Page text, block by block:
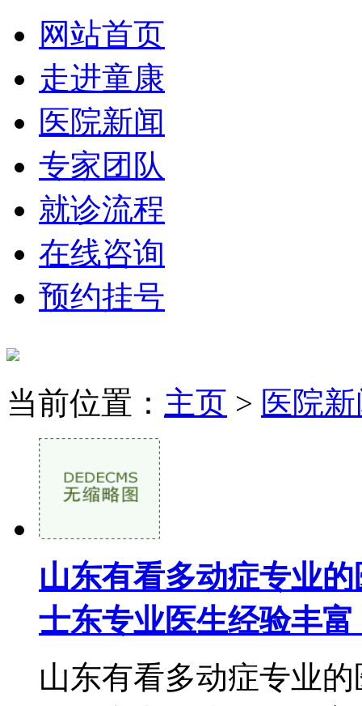
网站首页
走进童康
医院新闻
专家团队
就诊流程
在线咨询
预约挂号
当前位置： 主页 > 医院
山东有看多动症专业
士东专业医生经验丰富
山东有看多动症专业